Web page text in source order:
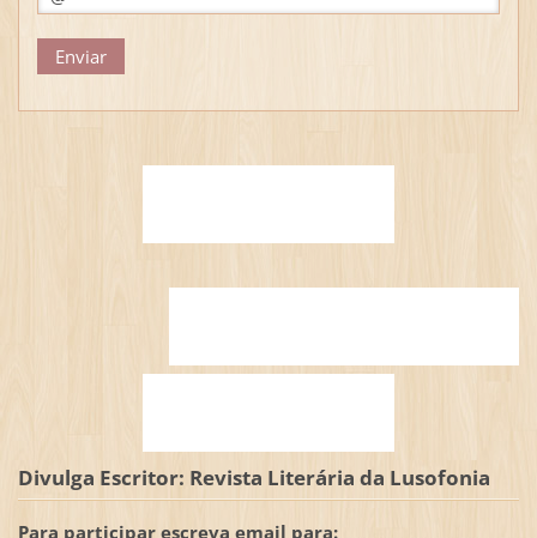
Divulga Escritor: Revista Literária da Lusofonia
Para participar escreva email para: